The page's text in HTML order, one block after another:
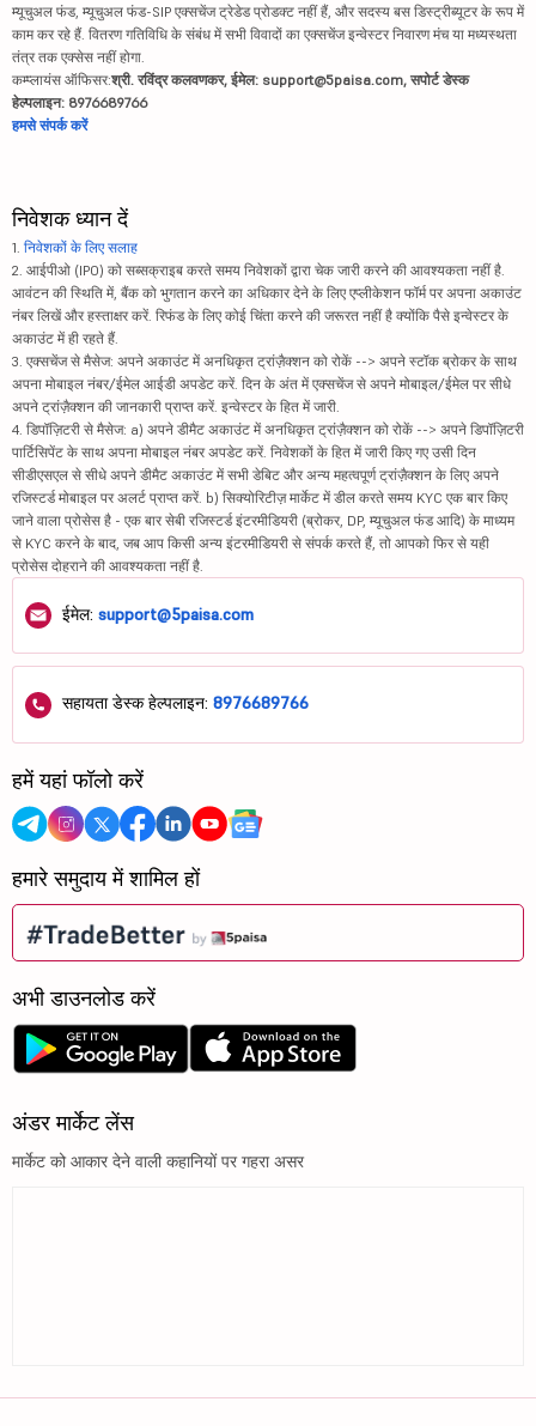
म्यूचुअल फंड, म्यूचुअल फंड-SIP एक्सचेंज ट्रेडेड प्रोडक्ट नहीं हैं, और सदस्य बस डिस्ट्रीब्यूटर के रूप में
काम कर रहे हैं. वितरण गतिविधि के संबंध में सभी विवादों का एक्सचेंज इन्वेस्टर निवारण मंच या मध्यस्थता
तंत्र तक एक्सेस नहीं होगा.
कम्प्लायंस ऑफिसर:श्री. रविंद्र कलवणकर, ईमेल: support@5paisa.com, सपोर्ट डेस्क
हेल्पलाइन: 8976689766
हमसे संपर्क करें
निवेशक ध्यान दें
1. निवेशकों के लिए सलाह
2. आईपीओ (IPO) को सब्सक्राइब करते समय निवेशकों द्वारा चेक जारी करने की आवश्यकता नहीं है.
आवंटन की स्थिति में, बैंक को भुगतान करने का अधिकार देने के लिए एप्लीकेशन फॉर्म पर अपना अकाउंट
नंबर लिखें और हस्ताक्षर करें. रिफंड के लिए कोई चिंता करने की जरूरत नहीं है क्योंकि पैसे इन्वेस्टर के
अकाउंट में ही रहते हैं.
3. एक्सचेंज से मैसेज: अपने अकाउंट में अनधिकृत ट्रांज़ैक्शन को रोकें --> अपने स्टॉक ब्रोकर के साथ
अपना मोबाइल नंबर/ईमेल आईडी अपडेट करें. दिन के अंत में एक्सचेंज से अपने मोबाइल/ईमेल पर सीधे
अपने ट्रांज़ैक्शन की जानकारी प्राप्त करें. इन्वेस्टर के हित में जारी.
4. डिपॉज़िटरी से मैसेज: a) अपने डीमैट अकाउंट में अनधिकृत ट्रांज़ैक्शन को रोकें --> अपने डिपॉज़िटरी
पार्टिसिपेंट के साथ अपना मोबाइल नंबर अपडेट करें. निवेशकों के हित में जारी किए गए उसी दिन
सीडीएसएल से सीधे अपने डीमैट अकाउंट में सभी डेबिट और अन्य महत्वपूर्ण ट्रांज़ैक्शन के लिए अपने
रजिस्टर्ड मोबाइल पर अलर्ट प्राप्त करें. b) सिक्योरिटीज़ मार्केट में डील करते समय KYC एक बार किए
जाने वाला प्रोसेस है - एक बार सेबी रजिस्टर्ड इंटरमीडियरी (ब्रोकर, DP, म्यूचुअल फंड आदि) के माध्यम
से KYC करने के बाद, जब आप किसी अन्य इंटरमीडियरी से संपर्क करते हैं, तो आपको फिर से यही
प्रोसेस दोहराने की आवश्यकता नहीं है.
ईमेल: support@5paisa.com
सहायता डेस्क हेल्पलाइन: 8976689766
हमें यहां फॉलो करें
हमारे समुदाय में शामिल हों
अभी डाउनलोड करें
अंडर मार्केट लेंस
मार्केट को आकार देने वाली कहानियों पर गहरा असर